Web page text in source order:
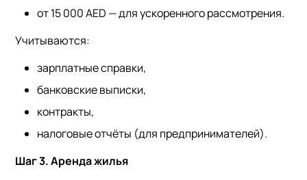
от 15 000 AED — для ускоренного рассмотрения.
Учитываются:
зарплатные справки,
банковские выписки,
контракты,
налоговые отчёты (для предпринимателей).
Шаг 3. Аренда жилья